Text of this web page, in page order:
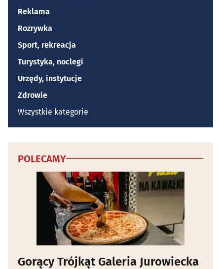
Reklama
Rozrywka
Sport, rekreacja
Turystyka, noclegi
Urzędy, instytucje
Zdrowie
Wszystkie kategorie
POLECAMY
Gorący Trójkąt Galeria Jurowiecka